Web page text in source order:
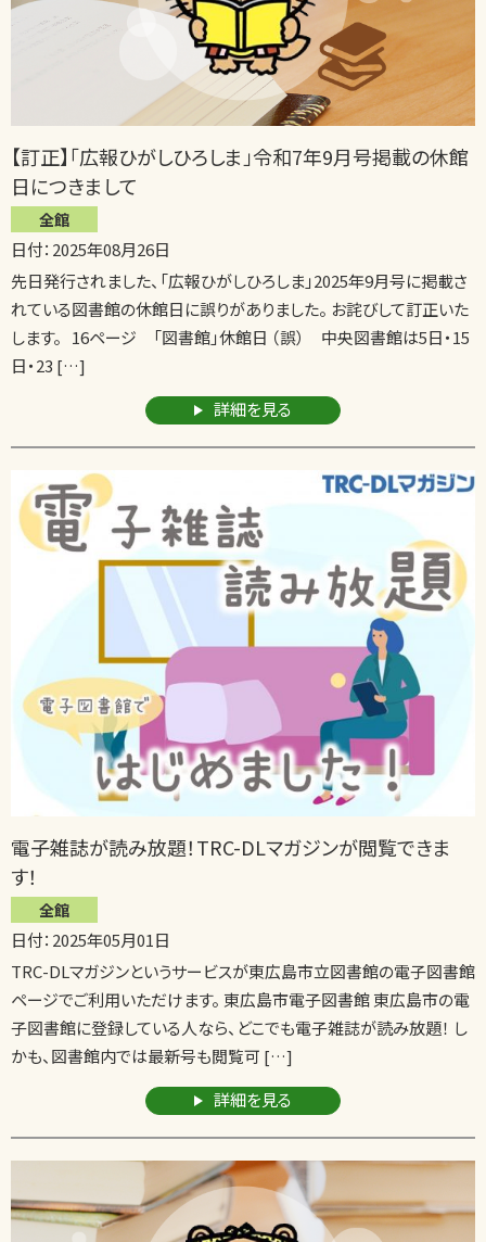
【訂正】「広報ひがしひろしま」令和7年9月号掲載の休館
日につきまして
全館
日付：2025年08月26日
先日発行されました、「広報ひがしひろしま」2025年9月号に掲載さ
れている図書館の休館日に誤りがありました。 お詫びして訂正いた
します。 16ページ 「図書館」休館日 （誤） 中央図書館は5日・15
日・23 […]
詳細を見る
電子雑誌が読み放題！TRC-DLマガジンが閲覧できま
す！
全館
日付：2025年05月01日
TRC-DLマガジンというサービスが東広島市立図書館の電子図書館
ページでご利用いただけます。 東広島市電子図書館 東広島市の電
子図書館に登録している人なら、どこでも電子雑誌が読み放題！ し
かも、図書館内では最新号も閲覧可 […]
詳細を見る